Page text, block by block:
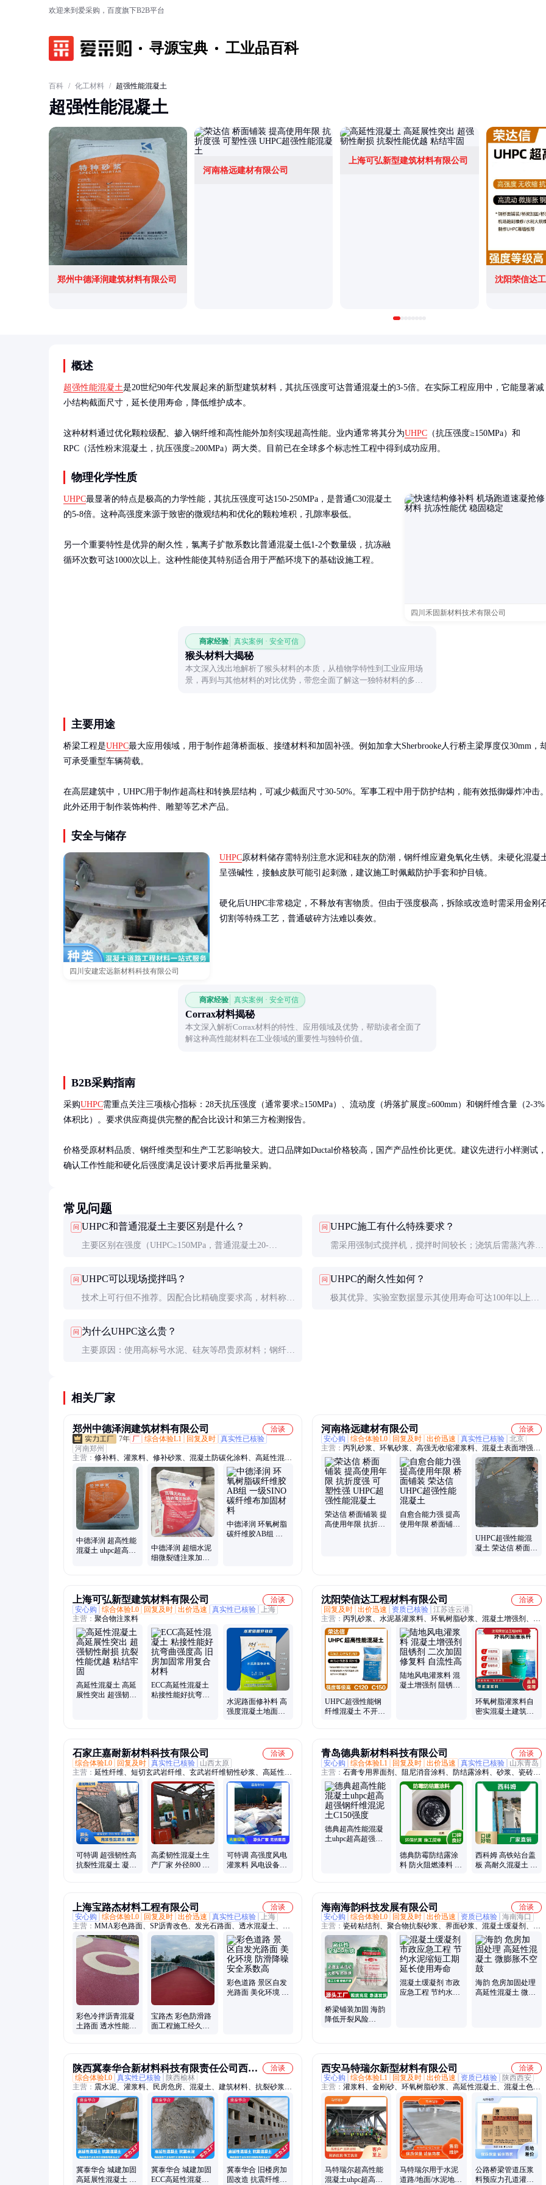
欢迎来到爱采购，百度旗下B2B平台
寻源宝典 工业品百科
百科 / 化工材料 / 超强性能混凝土
超强性能混凝土
郑州中德泽润建筑材料有限公司
河南格远建材有限公司
上海可弘新型建筑材料有限公司
沈阳荣信达
概述
超强性能混凝土是20世纪90年代发展起来的新型建筑材料，其抗压强度可达普通混凝土的3-5倍。在实际工程应用中，它能显著减
小结构截面尺寸，延长使用寿命，降低维护成本。
这种材料通过优化颗粒级配、掺入钢纤维和高性能外加剂实现超高性能。业内通常将其分为UHPC （抗压强度≥150MPa）和
RPC（活性粉末混凝土，抗压强度≥200MPa）两大类。目前已在全球多个标志性工程中得到成功应用。
物理化学性质
四川禾固新材料技术有限公司
UHPC最显著的特点是极高的力学性能，其抗压强度可达150-250MPa，是普通C30混凝土
的5-8倍。这种高强度来源于致密的微观结构和优化的颗粒堆积，孔隙率极低。
另一个重要特性是优异的耐久性，氯离子扩散系数比普通混凝土低1-2个数量级，抗冻融
循环次数可达1000次以上。这种性能使其特别适合用于严酷环境下的基础设施工程。
商家经验 真实案例 · 安全可信
猴头材料大揭秘
本文深入浅出地解析了猴头材料的本质，从植物学特性到工业应用场
景，再到与其他材料的对比优势，带您全面了解这一独特材料的多面
主要用途
桥梁工程是UHPC最大应用领域，用于制作超薄桥面板、接缝材料和加固补强。例如加拿大Sherbrooke人行桥主梁厚度仅30mm，
可承受重型车辆荷载。
在高层建筑中，UHPC用于制作超高柱和转换层结构，可减少截面尺寸30-50%。军事工程中用于防护结构，能有效抵御爆炸冲击
此外还用于制作装饰构件、雕塑等艺术产品。
安全与储存
四川安建宏远新材料科技有限公司
UHPC原材料储存需特别注意水泥和硅灰的防潮，钢纤维应避免氧化生锈。未硬化混凝
呈强碱性，接触皮肤可能引起刺激，建议施工时佩戴防护手套和护目镜。
硬化后UHPC非常稳定，不释放有害物质。但由于强度极高，拆除或改造时需采用金刚
切割等特殊工艺，普通破碎方法难以奏效。
商家经验 真实案例 · 安全可信
Corrax材料揭秘
本文深入解析Corrax材料的特性、应用领域及优势，帮助读者全面了
解这种高性能材料在工业领域的重要性与独特价值。
B2B采购指南
采购UHPC需重点关注三项核心指标：28天抗压强度（通常要求≥150MPa）、流动度（坍落扩展度≥600mm）和钢纤维含量（2-3%
体积比）。要求供应商提供完整的配合比设计和第三方检测报告。
价格受原材料品质、钢纤维类型和生产工艺影响较大。进口品牌如Ductal价格较高，国产产品性价比更优。建议先进行小样测试，
确认工作性能和硬化后强度满足设计要求后再批量采购。
常见问题
问 UHPC和普通混凝土主要区别是什么？
主要区别在强度（UHPC≥150MPa，普通混凝土20-
（UHPC使用硅灰、钢纤维等特殊材料）。
问 UHPC施工有什么特殊要求？
需采用强制式搅拌机，搅拌时间较长；浇筑后需蒸汽养护
容易漏浆。
问 UHPC可以现场搅拌吗？
技术上可行但不推荐。因配合比精确度要求高，材料称量
场。
问 UHPC的耐久性如何？
极其优异。实验室数据显示其使用寿命可达100年以上，
问 为什么UHPC这么贵？
主要原因：使用高标号水泥、硅灰等昂贵原材料；钢纤维
相关厂家
郑州中德泽润建筑材料有限公司
洽谈
7年 厂 综合体验L1 回复及时 真实性已核验
河南郑州
主营： 修补料、灌浆料、修补砂浆、混凝土防碳化涂料、高延性混凝
土、混凝土表面增强剂、超细水泥、水泥砂浆、防水砂浆、水泥注浆
料、隧道专用注浆材料、路面修补料、薄层修补料、护砼一号、伸缩
缝浇注料、速凝灰、粘钢胶、植筋胶
中德泽润 超高性能
混凝土 uhpc超高超
中德泽润 超细水泥
细微裂缝注浆加固
中德泽润 环氧树脂
碳纤维胶AB组 一
河南格远建材有限公司
洽谈
安心购
综合体验L0 回复及时 出价迅速 真实性已核验 北京
主营： 丙乳砂浆、环氧砂浆、高强无收缩灌浆料、混凝土表面增强
剂、高延性混凝土、UHPC高性能混凝土、高强聚合物砂浆
荣达信 桥面铺装 提
高使用年限 抗折度
自愈合能力强 提高
使用年限 桥面铺装
UHPC超强性能混
凝土 荣达信 桥面铺
上海可弘新型建筑材料有限公司
洽谈
安心购
综合体验L0 回复及时 出价迅速 真实性已核验
上海
主营： 聚合物注浆料
高延性混凝土 高延
展性突出 超强韧性
ECC高延性混凝土
粘接性能好抗弯曲
水泥路面修补料 高
强度混凝土地面裂
沈阳荣信达工程材料有限公司
洽谈
回复及时 出价迅速 资质已核验 江苏连云港
主营： 丙乳砂浆、水泥基灌浆料、环氧树脂砂浆、混凝土增强剂、超
高性能混凝土、环氧混凝土、各种型号灌浆料、加固维修材料、玄武
岩纤维砂浆、玄武岩纤维韧性砂浆、高强聚合物砂浆
UHPC超强性能钢
纤维混凝土 不开裂
陆地风电灌浆料 混
凝土增强剂 阻锈剂
环氧树脂灌浆料自
密实混凝土建筑结
石家庄嘉耐新材料科技有限公司
洽谈
综合体验L0
回复及时 真实性已核验
山西太原
主营： 延性纤维、短切玄武岩纤维、玄武岩纤维韧性砂浆、高延性混
凝土、玄武岩纤维韧性水泥、玄武岩纤维延性砂浆、玄武岩纤维加固
砂浆、风电专用灌浆料、加固灌浆料
可特调 超强韧性高
抗裂性混凝土 凝固
高柔韧性混凝土生
产厂家 外径800 环
可特调 高强度风电
灌浆料 风电设备二
青岛德典新材料科技有限公司
洽谈
安心购
综合体验L1 回复及时 出价迅速 真实性已核验
山东青岛
主营： 石膏专用界面剂、阻尼消音涂料、防结露涂料、砂浆、瓷砖
胶、瓷砖背胶、拉毛墙固
德典超高性能混凝
土uhpc超高超强钢
德典防霉防结露涂
料 防火阻燃漆料 防
西科姆 高铁站台盖
板 高耐久混凝土 环
上海宝路杰材料工程有限公司
洽谈
安心购
综合体验L0 回复及时 出价迅速 真实性已核验
上海
主营： MMA彩色路面、SP沥青改色、发光石路面、透水混凝土、防
滑坡道、环氧地坪、露骨料、双丙聚沥青改色、水性EAU、水性
MMA彩浆路面、陶瓷颗粒、透水胶粘石、现浇金刚盲道
彩色冷拌沥青混凝
土路面 透水性能好
宝路杰 彩色防滑路
面工程施工经久耐
彩色道路 景区自发
光路面 美化环境 防
海南海韵科技发展有限公司
洽谈
安心购
综合体验L0 回复及时 出价迅速 资质已核验 海南海口
主营： 瓷砖粘结剂、聚合物抗裂砂浆、界面砂浆、混凝土缓凝剂、混
凝土早强剂、混凝土增强剂、高延性混凝土、混凝土渗透结晶防水
剂、聚合物砂浆、聚合物防水砂浆、聚合物防腐砂浆、聚合物粘结砂
浆、道路抢修砂浆、聚合物修补砂浆、环氧砂浆、水泥沥青砂浆、特
种铝酸盐无机防腐砂、堵漏王、石膏基自流平砂浆、找平砂浆、彩色
面层水泥亮光自流、无机速凝剂、轻质抹灰石膏、彩色耐磨干撒式地
面硬、金刚砂非金属骨料
桥梁铺装加固 海韵
降低开裂风险
混凝土缓凝剂 市政
应急工程 节约水泥
海韵 危房加固处理
高延性混凝土 微膨
陕西冀泰华合新材料科技有限责任公司西安
分公司
洽谈
综合体验L0 真实性已核验
陕西榆林
主营： 震水泥、灌浆料、民房危房、混凝土、建筑材料、抗裂砂浆、
房屋加固、抗震材料、复合材料、砖混危房、楼房加固、墙体加固、
提高砌体、可弯曲纤维、高强度纤维
冀泰华合 城建加固
高延展性混凝土 超
冀泰华合 城建加固
ECC高延性混凝土
冀泰华合 旧楼房加
固改造 抗震纤维高
西安马特瑞尔新型材料有限公司
洽谈
安心购
综合体验L1 回复及时 出价迅速 资质已核验
陕西西安
主营： 灌浆料、金刚砂、环氧树脂砂浆、高延性混凝土、混凝土色差
修复剂、聚合物砂浆、路面修补料、碳纤维布、粘钢胶、水泥自流
平、植筋胶、环氧树脂灌浆料、灌缝胶、环氧腻子
马特瑞尔超高性能
混凝土uhpc超高超
马特瑞尔用于水泥
道路/地面/水泥地面
公路桥梁管道压浆
料预应力孔道灌浆